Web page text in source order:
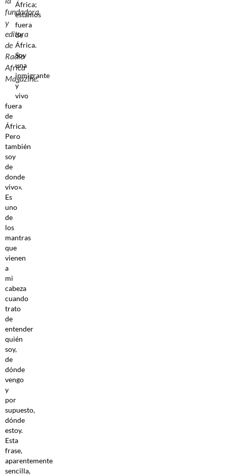
fundadora
y
editora
de
Radio
Africa
Magazine.
África;
estamos
fuera
de
África.
Soy
una
inmigrante
y
vivo
fuera
de
África.
Pero
también
soy
de
donde
vivo».
Es
uno
de
los
mantras
que
vienen
a
mi
cabeza
cuando
trato
de
entender
quién
soy,
de
dónde
vengo
y
por
supuesto,
dónde
estoy.
Esta
frase,
aparentemente
sencilla,